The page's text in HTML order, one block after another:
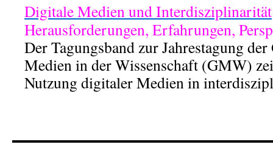
Digitale Medien und Interdisziplinarität
Herausforderungen, Erfahrungen,
Der Tagungsband zur Jahrestagung
Medien in der Wissenschaft (GMW)
Nutzung digitaler Medien in